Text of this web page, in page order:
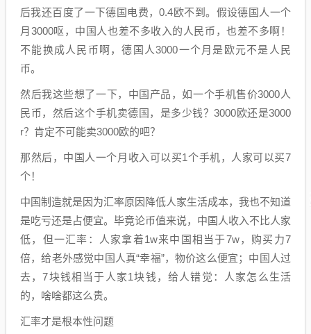
后我还百度了一下德国电费，0.4欧不到。假设德国人一个
月3000呕，中国人也差不多收入的人民币，也差不多啊！
不能换成人民币啊，德国人3000一个月是欧元不是人民
币。
然后我这些想了一下，中国产品，如一个手机售价3000人
民币，然后这个手机卖德国，是多少钱？3000欧还是3000
r？肯定不可能卖3000欧的吧？
那然后，中国人一个月收入可以买1个手机，人家可以买7
个！
中国制造就是因为汇率原因降低人家生活成本，我也不知道
是吃亏还是占便宜。毕竟论币值来说，中国人收入不比人家
低，但一汇率：人家拿着1w来中国相当于7w，购买力7
倍，给老外感觉中国人真“幸福”，物价这么便宜；中国人过
去，7块钱相当于人家1块钱，给人错觉：人家怎么生活
的，啥啥都这么贵。
汇率才是根本性问题